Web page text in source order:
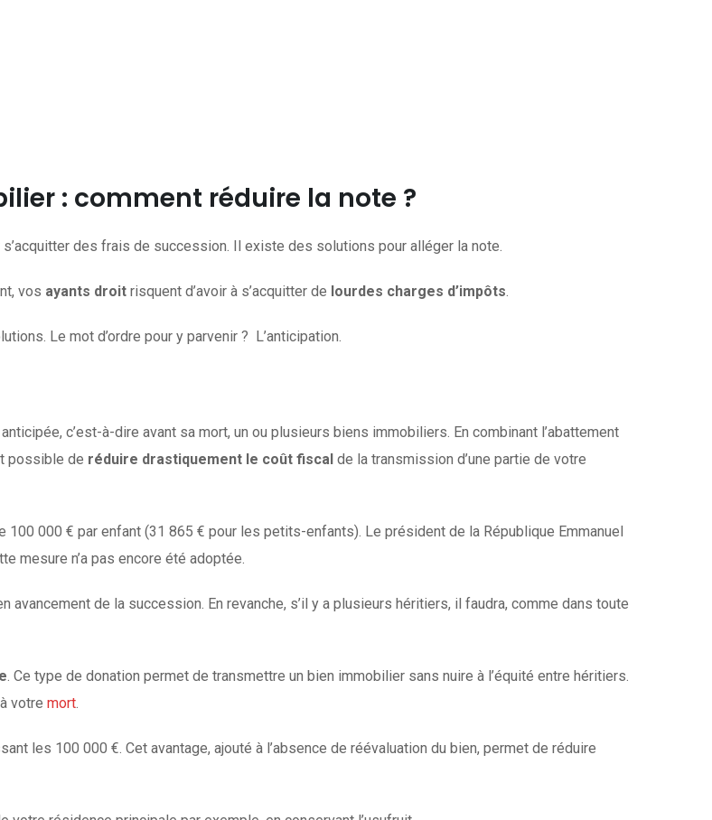
: comment réduire la note ?
des frais de succession. Il existe des solutions pour alléger la note.
vos ayants droit risquent d’avoir à s’acquitter de lourdes charges d’impôts.
Le mot d’ordre pour y parvenir ? L’anticipation.
c’est-à-dire avant sa mort, un ou plusieurs biens immobiliers. En combinant l’abattement
possible de réduire drastiquement le coût fiscal de la transmission d’une partie de votre
100 000 € par enfant (31 865 € pour les petits-enfants). Le président de la République Emmanuel
mesure n’a pas encore été adoptée.
avancement de la succession. En revanche, s’il y a plusieurs héritiers, il faudra, comme dans toute
. Ce type de donation permet de transmettre un bien immobilier sans nuire à l’équité entre héritiers.
votre mort.
les 100 000 €. Cet avantage, ajouté à l’absence de réévaluation du bien, permet de réduire